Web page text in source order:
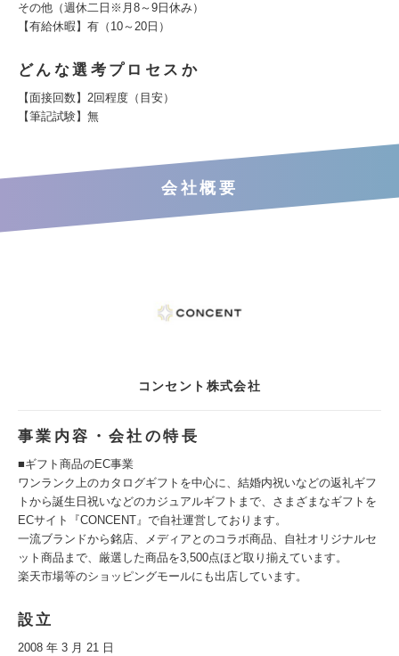
その他（週休二日※月8～9日休み）
【有給休暇】有（10～20日）
どんな選考プロセスか
【面接回数】2回程度（目安）
【筆記試験】無
会社概要
コンセント株式会社
事業内容・会社の特長
■ギフト商品のEC事業
ワンランク上のカタログギフトを中心に、結婚内祝いなどの返礼ギフ
トから誕生日祝いなどのカジュアルギフトまで、さまざまなギフトを
ECサイト『CONCENT』で自社運営しております。
一流ブランドから銘店、メディアとのコラボ商品、自社オリジナルセ
ット商品まで、厳選した商品を3,500点ほど取り揃えています。
楽天市場等のショッピングモールにも出店しています。
設立
2008 年 3 月 21 日